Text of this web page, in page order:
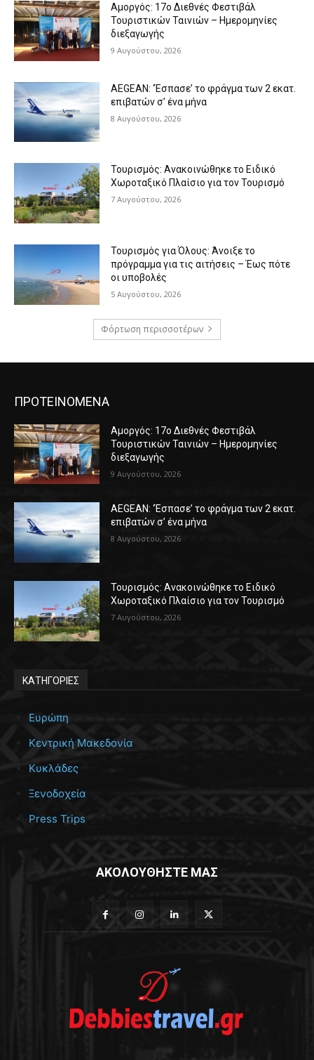
Αμοργός: 17ο Διεθνές Φεστιβάλ
Τουριστικών Ταινιών – Ημερομηνίες
διεξαγωγής
9 Αυγούστου, 2026
AEGEAN: ‘Έσπασε’ το φράγμα των 2 εκατ.
επιβατών σ’ ένα μήνα
8 Αυγούστου, 2026
Τουρισμός: Ανακοινώθηκε το Ειδικό
Χωροταξικό Πλαίσιο για τον Τουρισμό
7 Αυγούστου, 2026
Τουρισμός για Όλους: Άνοιξε το
πρόγραμμα για τις αιτήσεις – Έως πότε
οι υποβολές
5 Αυγούστου, 2026
Φόρτωση περισσοτέρων
ΠΡΟΤΕΙΝΟΜΕΝΑ
Αμοργός: 17ο Διεθνές Φεστιβάλ
Τουριστικών Ταινιών – Ημερομηνίες
διεξαγωγής
9 Αυγούστου, 2026
AEGEAN: ‘Έσπασε’ το φράγμα των 2 εκατ.
επιβατών σ’ ένα μήνα
8 Αυγούστου, 2026
Τουρισμός: Ανακοινώθηκε το Ειδικό
Χωροταξικό Πλαίσιο για τον Τουρισμό
7 Αυγούστου, 2026
ΚΑΤΗΓΟΡΙΕΣ
Ευρώπη
Κεντρική Μακεδονία
Κυκλάδες
Ξενοδοχεία
Press Trips
ΑΚΟΛΟΥΘΗΣΤΕ ΜΑΣ